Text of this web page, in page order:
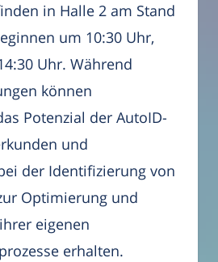
in Halle 2 am Stand
um 10:30 Uhr,
Uhr. Während
können
Potenzial der AutoID-
und
der Identifizierung von
Optimierung und
eigenen
erhalten.